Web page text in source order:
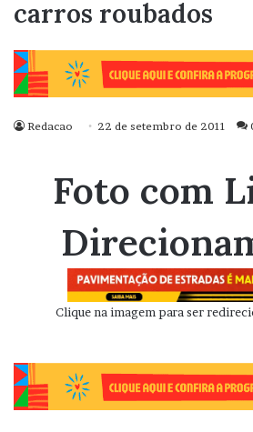
carros roubados
Redacao 22 de setembro de 2011
Foto com
Clique na imagem para ser